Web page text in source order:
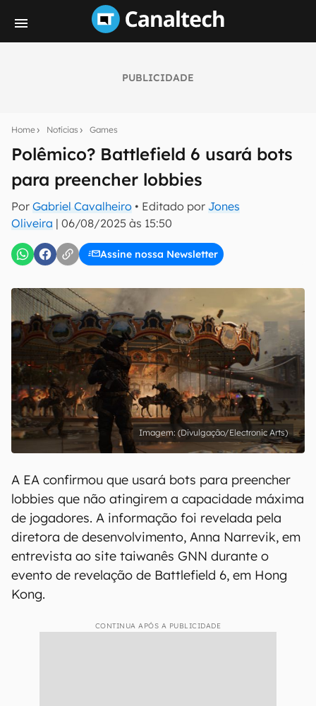
PUBLICIDADE
Home Notícias Games
Polêmico? Battlefield 6 usará bots
para preencher lobbies
Por Gabriel Cavalheiro • Editado por Jones
Oliveira | 06/08/2025 às 15:50
Assine nossa Newsletter
notícias e reviews sobre tecnologia em primeira
mão.
E-mail
Uso e Política de Privacidade do Canaltech.
(Divulgação/Electronic Arts)
A EA confirmou que usará bots para preencher
lobbies que não atingirem a capacidade máxima
de jogadores. A informação foi revelada pela
diretora de desenvolvimento, Anna Narrevik, em
entrevista ao site taiwanês GNN durante o
evento de revelação de Battlefield 6, em Hong
Kong.
CONTINUA APÓS A PUBLICIDADE